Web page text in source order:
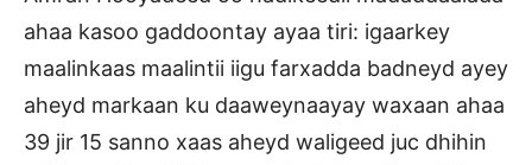
ahaa kasoo gaddoontay ayaa tiri: igaarkey
maalinkaas maalintii iigu farxadda badneyd ayey
aheyd markaan ku daaweynaayay waxaan ahaa
39 jir 15 sanno xaas aheyd waligeed juc dhihin